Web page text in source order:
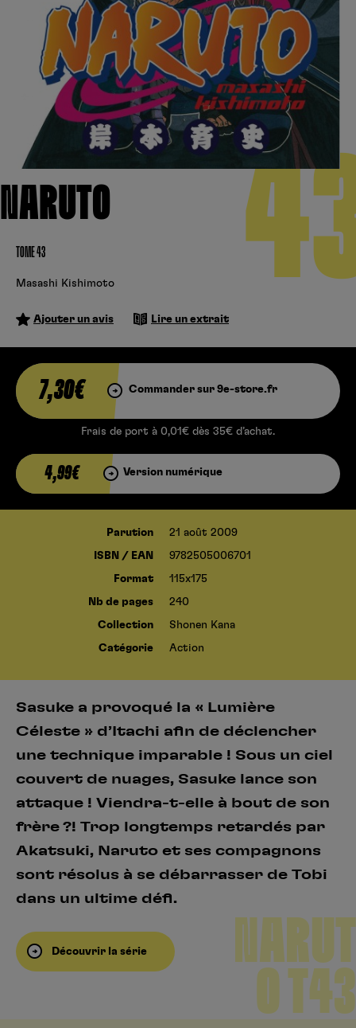
NARUTO
TOME 43
Masashi Kishimoto
Ajouter un avis Lire un extrait
7,30€ Commander sur 9e-store.fr
Frais de port à 0,01€ dès 35€ d’achat.
4,99€ Version numérique
Parution 21 août 2009
ISBN / EAN 9782505006701
Format 115x175
Nb de pages 240
Collection Shonen Kana
Catégorie Action
Sasuke a provoqué la « Lumière
Céleste » d’Itachi afin de déclencher
une technique imparable ! Sous un ciel
couvert de nuages, Sasuke lance son
attaque ! Viendra-t-elle à bout de son
frère ?! Trop longtemps retardés par
Akatsuki, Naruto et ses compagnons
sont résolus à se débarrasser de Tobi
dans un ultime défi.
Découvrir la série
NARUT
O T43
Cultura Fnac
Kobo
Se connecter S’inscrire
Hunter x Hunter
Fire Force
Black Butler